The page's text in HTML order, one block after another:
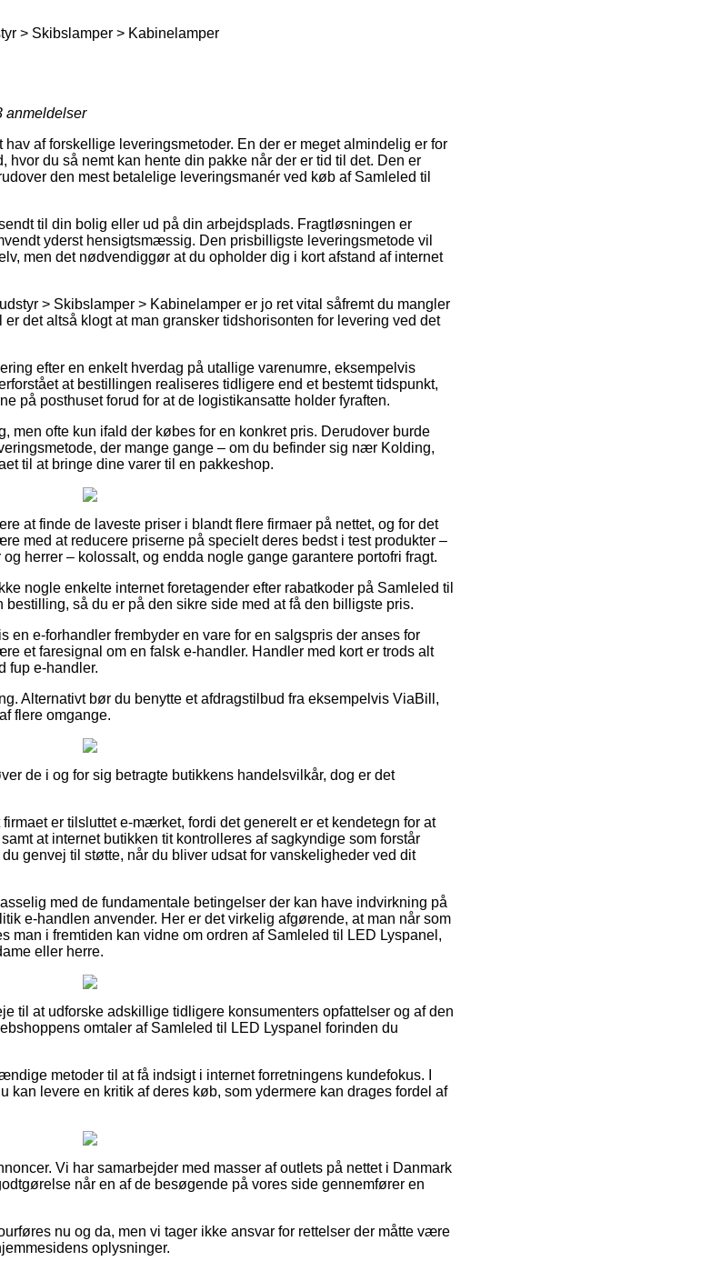
> Skibslamper > Kabinelamper
anmeldelser
af forskellige leveringsmetoder. En der er meget almindelig er for
hvor du så nemt kan hente din pakke når der er tid til det. Den er
den mest betalelige leveringsmanér ved køb af Samleled til
til din bolig eller ud på din arbejdsplads. Fragtløsningen er
yderst hensigtsmæssig. Den prisbilligste leveringsmetode vil
men det nødvendiggør at du opholder dig i kort afstand af internet
> Skibslamper > Kabinelamper er jo ret vital såfremt du mangler
det altså klogt at man gransker tidshorisonten for levering ved det
efter en enkelt hverdag på utallige varenumre, eksempelvis
at bestillingen realiseres tidligere end et bestemt tidspunkt,
på posthuset forud for at de logistikansatte holder fyraften.
men ofte kun ifald der købes for en konkret pris. Derudover burde
der mange gange – om du befinder sig nær Kolding,
til at bringe dine varer til en pakkeshop.
at finde de laveste priser i blandt flere firmaer på nettet, og for det
med at reducere priserne på specielt deres bedst i test produkter –
herrer – kolossalt, og endda nogle gange garantere portofri fragt.
nogle enkelte internet foretagender efter rabatkoder på Samleled til
så du er på den sikre side med at få den billigste pris.
en e-forhandler frembyder en vare for en salgspris der anses for
et faresignal om en falsk e-handler. Handler med kort er trods alt
fup e-handler.
Alternativt bør du benytte et afdragstilbud fra eksempelvis ViaBill,
flere omgange.
de i og for sig betragte butikkens handelsvilkår, dog er det
er tilsluttet e-mærket, fordi det generelt er et kendetegn for at
at internet butikken tit kontrolleres af sagkyndige som forstår
genvej til støtte, når du bliver udsat for vanskeligheder ved dit
med de fundamentale betingelser der kan have indvirkning på
e-handlen anvender. Her er det virkelig afgørende, at man når som
man i fremtiden kan vidne om ordren af Samleled til LED Lyspanel,
eller herre.
til at udforske adskillige tidligere konsumenters opfattelser og af den
omtaler af Samleled til LED Lyspanel forinden du
metoder til at få indsigt i internet forretningens kundefokus. I
kan levere en kritik af deres køb, som ydermere kan drages fordel af
Vi har samarbejder med masser af outlets på nettet i Danmark
når en af de besøgende på vores side gennemfører en
nu og da, men vi tager ikke ansvar for rettelser der måtte være
oplysninger.